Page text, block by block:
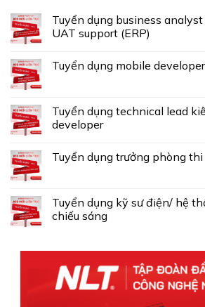
Tuyển dụng business
UAT support (ERP)
Tuyển dụng mobile
Tuyển dụng technical lead
developer
Tuyển dụng trưởng phòng thi
Tuyển dụng kỹ sư điện/ hệ
chiếu sáng